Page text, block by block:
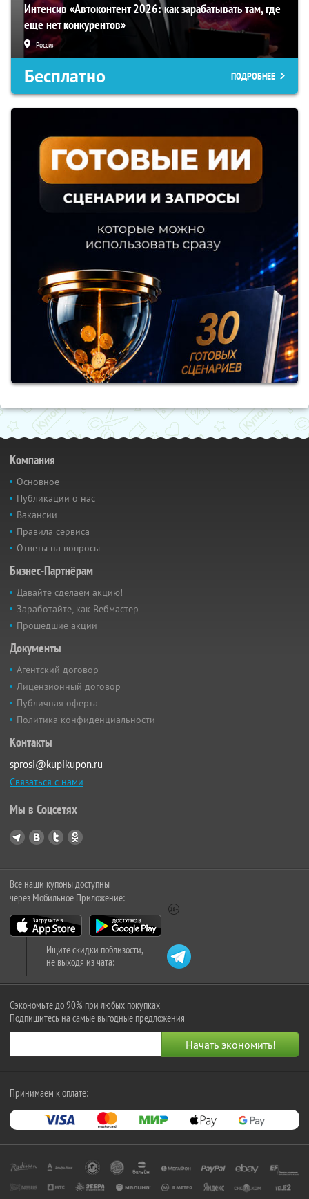
Интенсив «Автоконтент 2026: как зарабатывать там, где
еще нет конкурентов»
Россия
Бесплатно ПОДРОБНЕЕ
Компания
Основное
Публикации о нас
Вакансии
Правила сервиса
Ответы на вопросы
Бизнес-Партнёрам
Давайте сделаем акцию!
Заработайте, как Вебмастер
Прошедшие акции
Документы
Агентский договор
Лицензионный договор
Публичная оферта
Политика конфиденциальности
Контакты
sprosi@kupikupon.ru
Связаться с нами
Мы в Соцсетях
Все наши купоны доступны
через Мобильное Приложение:
Ищите скидки поблизости,
не выходя из чата:
Сэкономьте до 90% при любых покупках
Подпишитесь на самые выгодные предложения
Принимаем к оплате: